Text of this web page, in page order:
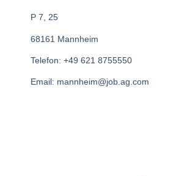
P 7, 25
68161 Mannheim
Telefon: +49 621 8755550
Email: mannheim@job.ag.com